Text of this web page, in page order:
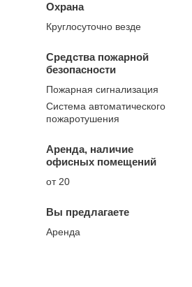
Охрана
Круглосуточно везде
Средства пожарной
безопасности
Пожарная сигнализация
Система автоматического
пожаротушения
Аренда, наличие
офисных помещений
от 20
Вы предлагаете
Аренда